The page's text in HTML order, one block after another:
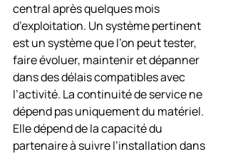
central après quelques mois
d’exploitation. Un système pertinent
est un système que l’on peut tester,
faire évoluer, maintenir et dépanner
dans des délais compatibles avec
l’activité. La continuité de service ne
dépend pas uniquement du matériel.
Elle dépend de la capacité du
partenaire à suivre l’installation dans